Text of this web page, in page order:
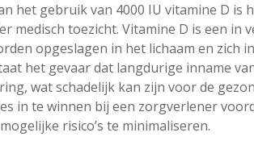
het gebruik van 4000 IU vitamine D is
medisch toezicht. Vitamine D is een in
opgeslagen in het lichaam en zich
het gevaar dat langdurige inname
wat schadelijk kan zijn voor de
in te winnen bij een zorgverlener
risico’s te minimaliseren.